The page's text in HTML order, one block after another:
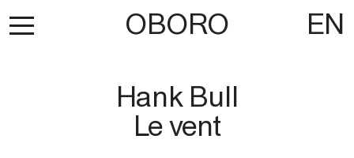
OBORO EN
Hank Bull
Le vent